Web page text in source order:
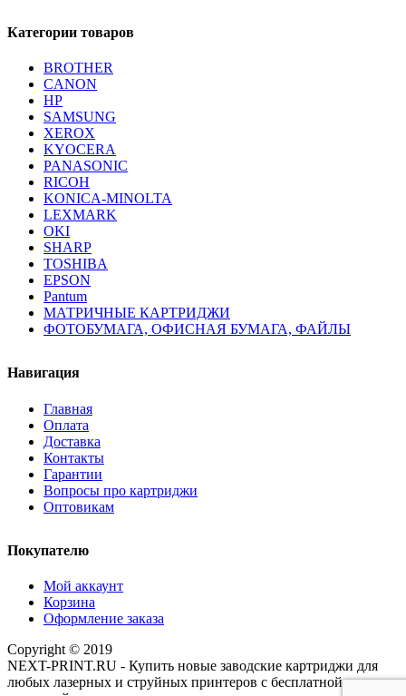
Категории товаров
BROTHER
CANON
HP
SAMSUNG
XEROX
KYOCERA
PANASONIC
RICOH
KONICA-MINOLTA
LEXMARK
OKI
SHARP
TOSHIBA
EPSON
Pantum
МАТРИЧНЫЕ КАРТРИДЖИ
ФОТОБУМАГА, ОФИСНАЯ БУМАГА, ФАЙЛЫ
Навигация
Главная
Оплата
Доставка
Контакты
Гарантии
Вопросы про картриджи
Оптовикам
Покупателю
Мой аккаунт
Корзина
Оформление заказа
Copyright © 2019
NEXT-PRINT.RU - Купить новые заводские картриджи для
любых лазерных и струйных принтеров с бесплатной